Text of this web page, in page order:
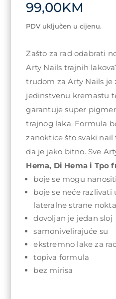
99,00KM
PDV uključen u cijenu.
Zašto za rad odabrati
Arty Nails trajnih
trudom za Arty Nails je
jedinstvenu kremastu
garantuje super
trajnog laka. Formula
zanoktice što svaki
da je jako bitno. Sve
Hema, Di Hema i Tpo
boje se mogu
boje se neće
lateralne strane nokta
dovoljan je jedan sloj
samonivelirajuće su
ekstremno lake za
topiva formula
bez mirisa